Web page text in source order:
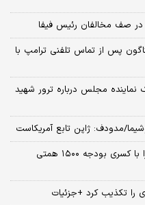
در صف مخالفان رئیس فیفا
پس از تماس تلفنی ترامپ با
نماینده مجلس درباره ترور شهید
مدودف: ژاپن تابع آمریکاست
یوسف پزشکیان: دولت چهاردهم کشور را با کسری بودجه ۱۵۰۰ همتی
را تکذیب کرد +جزئیات